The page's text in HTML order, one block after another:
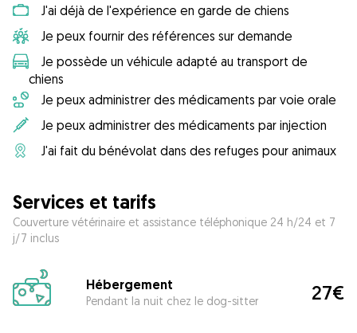
J'ai déjà de l'expérience en garde de chiens
Je peux fournir des références sur demande
Je possède un véhicule adapté au transport de
chiens
Je peux administrer des médicaments par voie orale
Je peux administrer des médicaments par injection
J'ai fait du bénévolat dans des refuges pour animaux
Services et tarifs
Couverture vétérinaire et assistance téléphonique 24 h/24 et 7
j/7 inclus
Hébergement
Pendant la nuit chez le dog-sitter 27€